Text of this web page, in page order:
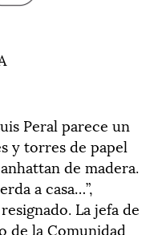
Peral parece un
y torres de papel
de madera.
a casa…”,
La jefa de
de la Comunidad